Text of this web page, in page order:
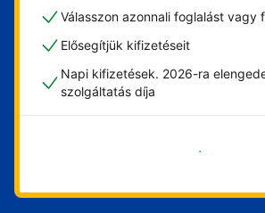
Válasszon azonnali foglalást vagy
Elősegítjük kifizetéseit
Napi kifizetések. 2026-ra
szolgáltatás díja
Vágjon bele most